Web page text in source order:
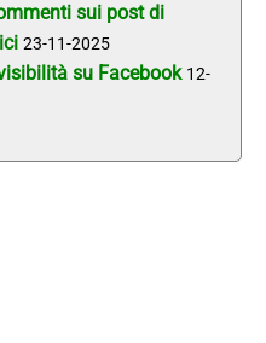
sui post di
23-11-2025
su Facebook 12-